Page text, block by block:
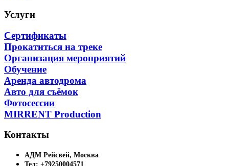
Услуги
Сертификаты
Прокатиться на треке
Организация мероприятий
Обучение
Аренда автодрома
Авто для съёмок
Фотосессии
MIRRENT Production
Контакты
АДМ Рейсвей, Москва
Тел: +79250004571